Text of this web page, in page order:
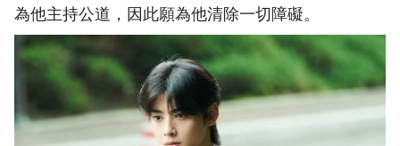
為他主持公道，因此願為他清除一切障礙。